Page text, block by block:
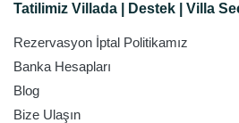
Tatilimiz Villada | Destek | Villa
Rezervasyon İptal Politikamız
Banka Hesapları
Blog
Bize Ulaşın